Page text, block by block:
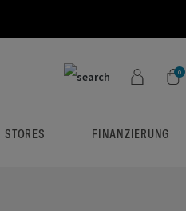
0
STORES FINANZIERUNG